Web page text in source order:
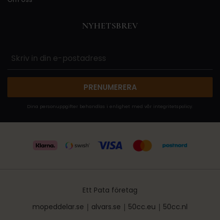
NYHETSBREV
PRENUMERERA
Dina personuppgifter behandlas i enlighet med vår integritetspolicy
Ett Pata företag
mopeddelar.se | alvars.se | 50cc.eu | 50cc.nl